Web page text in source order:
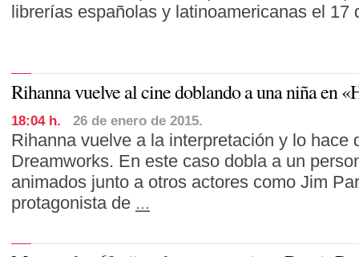
librerías españolas y latinoamericanas el
Rihanna vuelve al cine doblando a una niña en
18:04 h. 26 de enero de 2015.
Rihanna vuelve a la interpretación y lo hace
Dreamworks. En este caso dobla a un
animados junto a otros actores como Jim
protagonista de ...